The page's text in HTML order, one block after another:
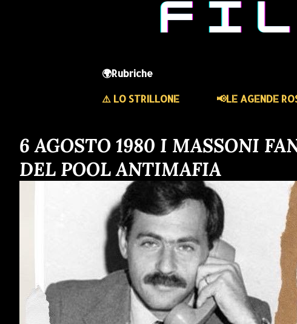
🌍Rubriche
⚠️ LO STRILLONE
📢LE AGENDE
6 AGOSTO 1980 I MASSONI
DEL POOL ANTIMAFIA